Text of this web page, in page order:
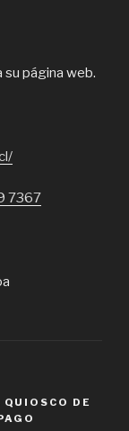
su página web.
7367
QUIOSCO DE